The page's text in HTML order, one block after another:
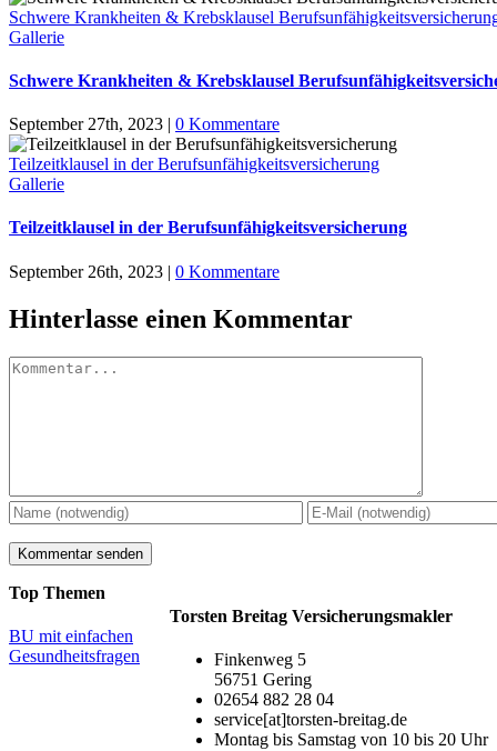
Schwere Krankheiten & Krebsklausel
Gallerie
Schwere Krankheiten & Krebsklausel
September 27th, 2023 | 0 Kommentare
Teilzeitklausel in der Berufsunfähigkeitsversicherung
Gallerie
Teilzeitklausel in der Berufsunfähigkeitsversicherung
September 26th, 2023 | 0 Kommentare
Hinterlasse einen Kommentar
Kommentar
Torsten Breitag Versicherungsmakler
Finkenweg 5
56751 Gering
02654 882 28 04
service[at]torsten-breitag.de
Montag bis Samstag von 10 bis 20 Uhr
Top Themen
BU mit einfachen
Gesundheitsfragen